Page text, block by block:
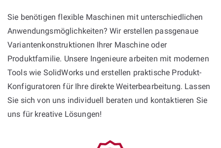
Sie benötigen flexible Maschinen mit unterschiedlichen
Anwendungsmöglichkeiten? Wir erstellen passgenaue
Variantenkonstruktionen Ihrer Maschine oder
Produktfamilie. Unsere Ingenieure arbeiten mit modernen
Tools wie SolidWorks und erstellen praktische Produkt-
Konfiguratoren für Ihre direkte Weiterbearbeitung. Lassen
Sie sich von uns individuell beraten und kontaktieren Sie
uns für kreative Lösungen!